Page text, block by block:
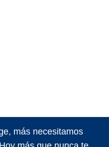
más necesitamos